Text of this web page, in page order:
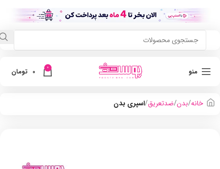
منو 0
0 تومان
خانه بدن ضدتعریق اسپری بدن